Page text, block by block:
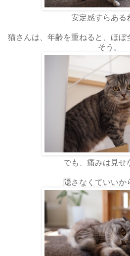
安定感すらある
猫さんは、年齢を重ねると、ほ
そう。
でも、痛みは見せ
隠さなくていいか